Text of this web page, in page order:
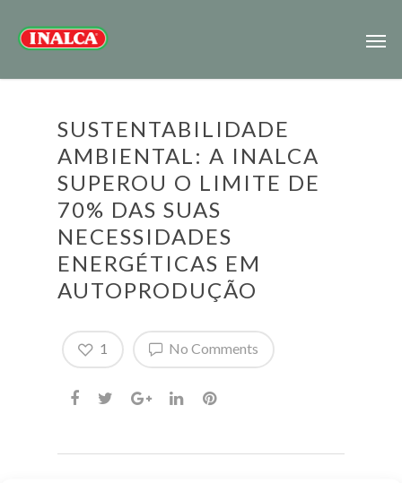
SUSTENTABILIDADE
AMBIENTAL: A INALCA
SUPEROU O LIMITE DE
70% DAS SUAS
NECESSIDADES
ENERGÉTICAS EM
AUTOPRODUÇÃO
No Comments
1